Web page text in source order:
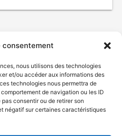
consentement
nous utilisons des technologies
et/ou accéder aux informations des
technologies nous permettra de
de navigation ou les ID
consentir ou de retirer son
négatif sur certaines caractéristiques